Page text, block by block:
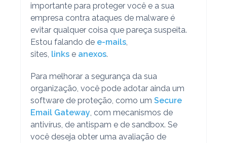
importante para proteger você e a sua
empresa contra ataques de malware é
evitar qualquer coisa que pareça suspeita.
Estou falando de e-mails,
sites, links e anexos.
Para melhorar a segurança da sua
organização, você pode adotar ainda um
software de proteção, como um Secure
Email Gateway , com mecanismos de
antivírus, de antispam e de sandbox. Se
você deseja obter uma avaliação de